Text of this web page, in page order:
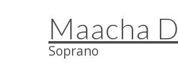
Maacha
Soprano